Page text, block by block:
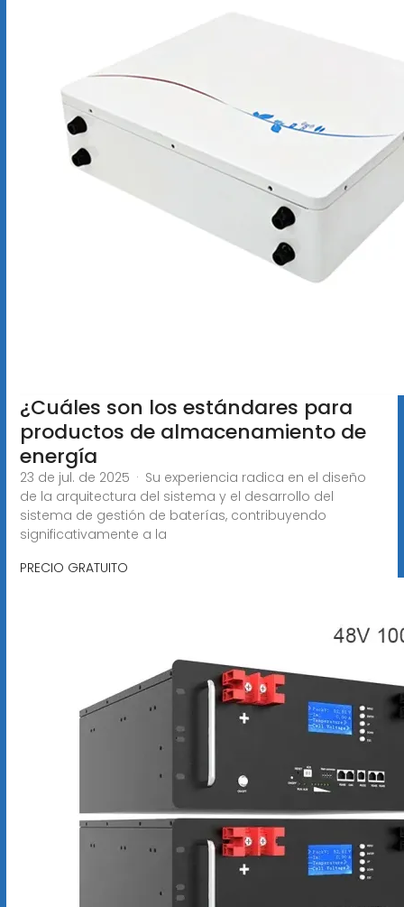
¿Cuáles son los estándares para
productos de almacenamiento de
energía
23 de jul. de 2025 · Su experiencia radica en el diseño
de la arquitectura del sistema y el desarrollo del
sistema de gestión de baterías, contribuyendo
significativamente a la
PRECIO GRATUITO